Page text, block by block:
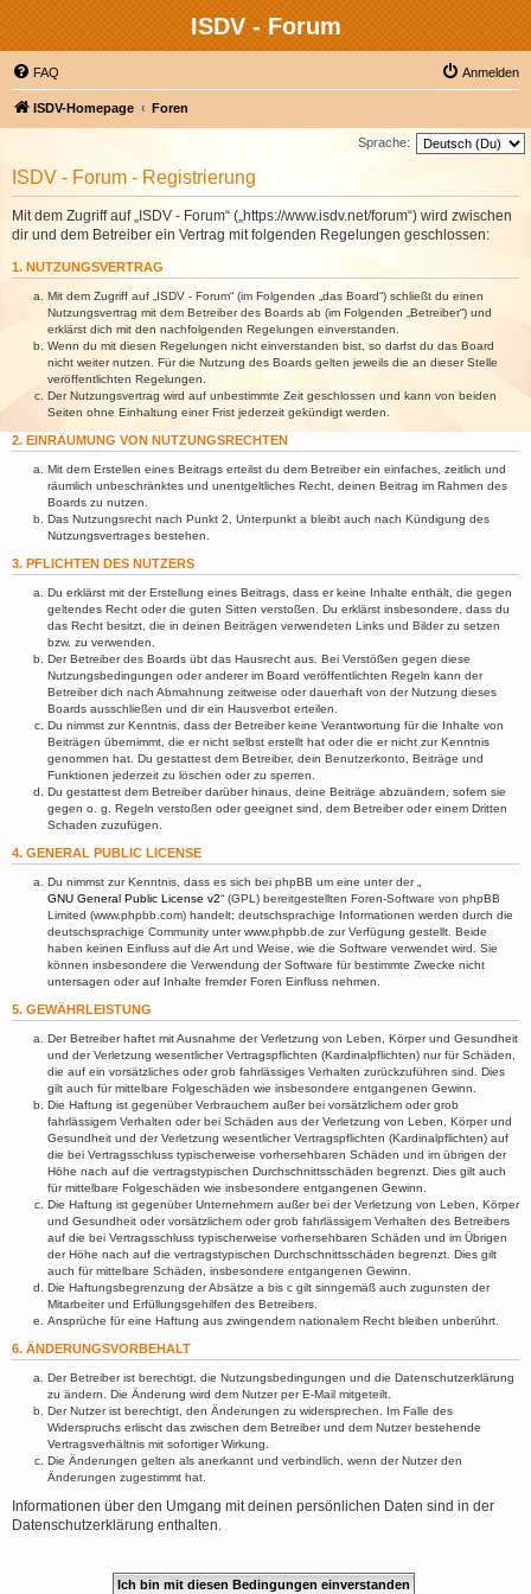
ISDV - Forum
FAQ Anmelden
ISDV-Homepage Foren
Sprache:
ISDV - Forum - Registrierung
Mit dem Zugriff auf „ISDV - Forum“ („https://www.isdv.net/forum“) wird zwischen
dir und dem Betreiber ein Vertrag mit folgenden Regelungen geschlossen:
1. NUTZUNGSVERTRAG
Mit dem Zugriff auf „ISDV - Forum“ (im Folgenden „das Board“) schließt du einen
Nutzungsvertrag mit dem Betreiber des Boards ab (im Folgenden „Betreiber“) und
erklärst dich mit den nachfolgenden Regelungen einverstanden.
Wenn du mit diesen Regelungen nicht einverstanden bist, so darfst du das Board
nicht weiter nutzen. Für die Nutzung des Boards gelten jeweils die an dieser Stelle
veröffentlichten Regelungen.
Der Nutzungsvertrag wird auf unbestimmte Zeit geschlossen und kann von beiden
Seiten ohne Einhaltung einer Frist jederzeit gekündigt werden.
2. EINRÄUMUNG VON NUTZUNGSRECHTEN
Mit dem Erstellen eines Beitrags erteilst du dem Betreiber ein einfaches, zeitlich und
räumlich unbeschränktes und unentgeltliches Recht, deinen Beitrag im Rahmen des
Boards zu nutzen.
Das Nutzungsrecht nach Punkt 2, Unterpunkt a bleibt auch nach Kündigung des
Nutzungsvertrages bestehen.
3. PFLICHTEN DES NUTZERS
Du erklärst mit der Erstellung eines Beitrags, dass er keine Inhalte enthält, die gegen
geltendes Recht oder die guten Sitten verstoßen. Du erklärst insbesondere, dass du
das Recht besitzt, die in deinen Beiträgen verwendeten Links und Bilder zu setzen
bzw. zu verwenden.
Der Betreiber des Boards übt das Hausrecht aus. Bei Verstößen gegen diese
Nutzungsbedingungen oder anderer im Board veröffentlichten Regeln kann der
Betreiber dich nach Abmahnung zeitweise oder dauerhaft von der Nutzung dieses
Boards ausschließen und dir ein Hausverbot erteilen.
Du nimmst zur Kenntnis, dass der Betreiber keine Verantwortung für die Inhalte von
Beiträgen übernimmt, die er nicht selbst erstellt hat oder die er nicht zur Kenntnis
genommen hat. Du gestattest dem Betreiber, dein Benutzerkonto, Beiträge und
Funktionen jederzeit zu löschen oder zu sperren.
Du gestattest dem Betreiber darüber hinaus, deine Beiträge abzuändern, sofern sie
gegen o. g. Regeln verstoßen oder geeignet sind, dem Betreiber oder einem Dritten
Schaden zuzufügen.
4. GENERAL PUBLIC LICENSE
Du nimmst zur Kenntnis, dass es sich bei phpBB um eine unter der „
GNU General Public License v2“ (GPL) bereitgestellten Foren-Software von phpBB
Limited (www.phpbb.com) handelt; deutschsprachige Informationen werden durch die
deutschsprachige Community unter www.phpbb.de zur Verfügung gestellt. Beide
haben keinen Einfluss auf die Art und Weise, wie die Software verwendet wird. Sie
können insbesondere die Verwendung der Software für bestimmte Zwecke nicht
untersagen oder auf Inhalte fremder Foren Einfluss nehmen.
5. GEWÄHRLEISTUNG
Der Betreiber haftet mit Ausnahme der Verletzung von Leben, Körper und Gesundheit
und der Verletzung wesentlicher Vertragspflichten (Kardinalpflichten) nur für Schäden,
die auf ein vorsätzliches oder grob fahrlässiges Verhalten zurückzuführen sind. Dies
gilt auch für mittelbare Folgeschäden wie insbesondere entgangenen Gewinn.
Die Haftung ist gegenüber Verbrauchern außer bei vorsätzlichem oder grob
fahrlässigem Verhalten oder bei Schäden aus der Verletzung von Leben, Körper und
Gesundheit und der Verletzung wesentlicher Vertragspflichten (Kardinalpflichten) auf
die bei Vertragsschluss typischerweise vorhersehbaren Schäden und im übrigen der
Höhe nach auf die vertragstypischen Durchschnittsschäden begrenzt. Dies gilt auch
für mittelbare Folgeschäden wie insbesondere entgangenen Gewinn.
Die Haftung ist gegenüber Unternehmern außer bei der Verletzung von Leben, Körper
und Gesundheit oder vorsätzlichem oder grob fahrlässigem Verhalten des Betreibers
auf die bei Vertragsschluss typischerweise vorhersehbaren Schäden und im Übrigen
der Höhe nach auf die vertragstypischen Durchschnittsschäden begrenzt. Dies gilt
auch für mittelbare Schäden, insbesondere entgangenen Gewinn.
Die Haftungsbegrenzung der Absätze a bis c gilt sinngemäß auch zugunsten der
Mitarbeiter und Erfüllungsgehilfen des Betreibers.
Ansprüche für eine Haftung aus zwingendem nationalem Recht bleiben unberührt.
6. ÄNDERUNGSVORBEHALT
Der Betreiber ist berechtigt, die Nutzungsbedingungen und die Datenschutzerklärung
zu ändern. Die Änderung wird dem Nutzer per E-Mail mitgeteilt.
Der Nutzer ist berechtigt, den Änderungen zu widersprechen. Im Falle des
Widerspruchs erlischt das zwischen dem Betreiber und dem Nutzer bestehende
Vertragsverhältnis mit sofortiger Wirkung.
Die Änderungen gelten als anerkannt und verbindlich, wenn der Nutzer den
Änderungen zugestimmt hat.
Informationen über den Umgang mit deinen persönlichen Daten sind in der
Datenschutzerklärung enthalten.